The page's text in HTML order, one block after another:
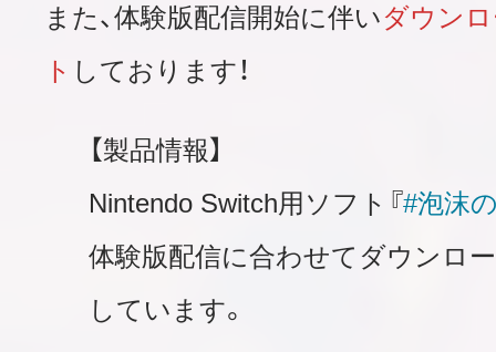
また、体験版配信開始に伴いダウン
ト しております！
【製品情報】
Nintendo Switch用ソフト『#泡沫
体験版配信に合わせてダウンロ
しています。